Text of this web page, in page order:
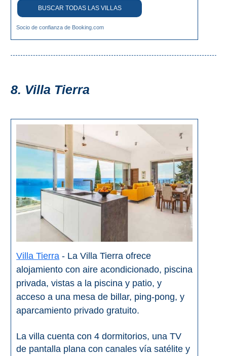
BUSCAR TODAS LAS VILLAS
Socio de confianza de Booking.com
8. Villa Tierra
Villa Tierra - La Villa Tierra ofrece
alojamiento con aire acondicionado, piscina
privada, vistas a la piscina y patio, y
acceso a una mesa de billar, ping-pong, y
aparcamiento privado gratuito.
La villa cuenta con 4 dormitorios, una TV
de pantalla plana con canales vía satélite y